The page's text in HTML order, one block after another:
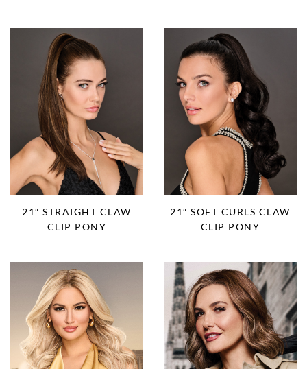
21″ STRAIGHT CLAW
CLIP PONY
21″ SOFT CURLS CLAW
CLIP PONY